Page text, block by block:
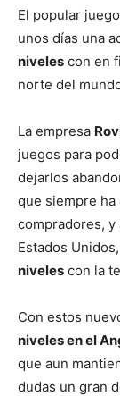
El popular juego
unos días una
niveles con en
norte del
La empresa
juegos para
dejarlos
que siempre ha
compradores, y
Estados
niveles con la
Con estos
niveles en el
que aun
dudas un gran